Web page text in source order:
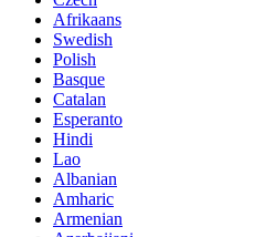
Afrikaans
Swedish
Polish
Basque
Catalan
Esperanto
Hindi
Lao
Albanian
Amharic
Armenian